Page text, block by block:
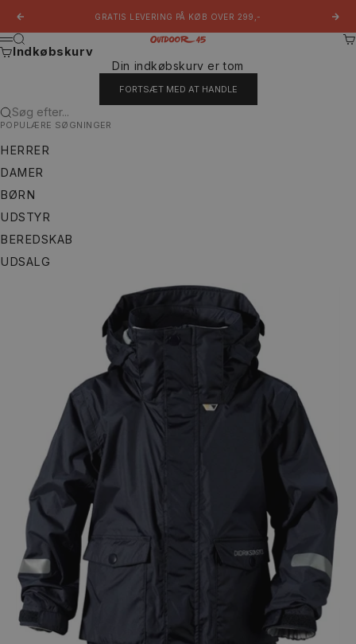
Forrige
GRATIS LEVERING PÅ KØB OVER 299,-
Outdoor 45
Menu
Søg
Indkøbskurv
Din indkøbskurv er tom
FORTSÆT MED AT HANDLE
Søg efter...
POPULÆRE SØGNINGER
HERRER
DAMER
BØRN
UDSTYR
BEREDSKAB
UDSALG